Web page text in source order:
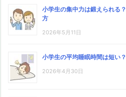
小学生の集中力は鍛えられる
方
2026年5月11日
小学生の平均睡眠時間は短い
2026年4月30日